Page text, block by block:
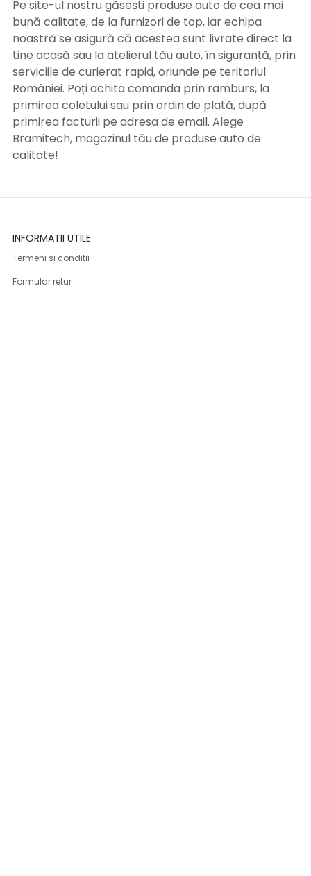
Pe site-ul nostru găsești produse auto de cea mai
bună calitate, de la furnizori de top, iar echipa
noastră se asigură că acestea sunt livrate direct la
tine acasă sau la atelierul tău auto, în siguranță, prin
serviciile de curierat rapid, oriunde pe teritoriul
României. Poți achita comanda prin ramburs, la
primirea coletului sau prin ordin de plată, după
primirea facturii pe adresa de email. Alege
Bramitech, magazinul tău de produse auto de
calitate!
INFORMATII UTILE
Termeni si conditii
Formular retur